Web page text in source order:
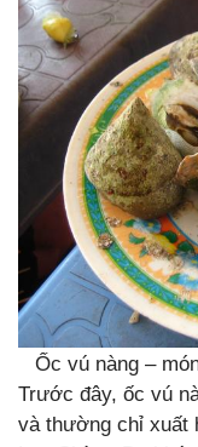
Ốc vú nàng –
Trước đây, ốc vú
và thường chỉ xuất